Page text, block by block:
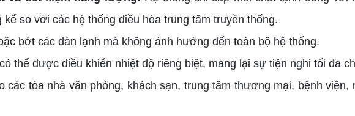
so với các hệ thống điều hòa trung tâm truyền thống.
bớt các dàn lạnh mà không ảnh hưởng đến toàn bộ hệ thống.
thể được điều khiển nhiệt độ riêng biệt, mang lại sự tiện nghi tối đa
các tòa nhà văn phòng, khách sạn, trung tâm thương mại, bệnh